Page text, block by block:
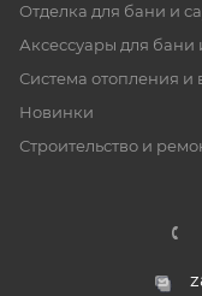
Отделка для бани и
Аксессуары для бани
Система отопления
Новинки
Строительство и